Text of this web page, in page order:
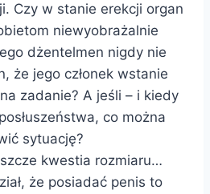
Czy w stanie erekcji organ
niewyobrażalnie
dżentelmen nigdy nie
że jego członek wstanie
zadanie? A jeśli – i kiedy
co można
sytuację?
kwestia rozmiaru…
że posiadać penis to